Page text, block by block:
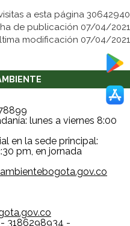
a esta página 30642940
de publicación 07/04/2021
modificación 07/04/2021
lunes a viernes 8:00
en la sede principal:
pm, en jornada
- 3186298934 -